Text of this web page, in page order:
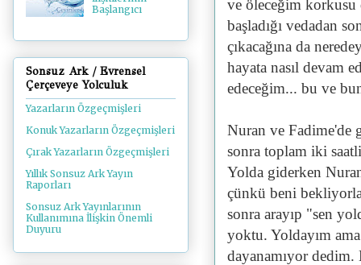
ve öleceğim
başladığı vedadan
çıkacağına da
hayata nasıl devam
edeceğim... bu ve
Nuran ve Fadime'de
sonra toplam iki
Yolda giderken
çünkü beni
sonra arayıp "sen
yoktu. Yoldayım
dayanamıyor
Başlangıcı
Sonsuz Ark / Evrensel
Çerçeveye Yolculuk
Yazarların Özgeçmişleri
Konuk Yazarların Özgeçmişleri
Çırak Yazarların Özgeçmişleri
Yıllık Sonsuz Ark Yayın
Raporları
Sonsuz Ark Yayınlarının
Kullanımına İlişkin Önemli
Duyuru